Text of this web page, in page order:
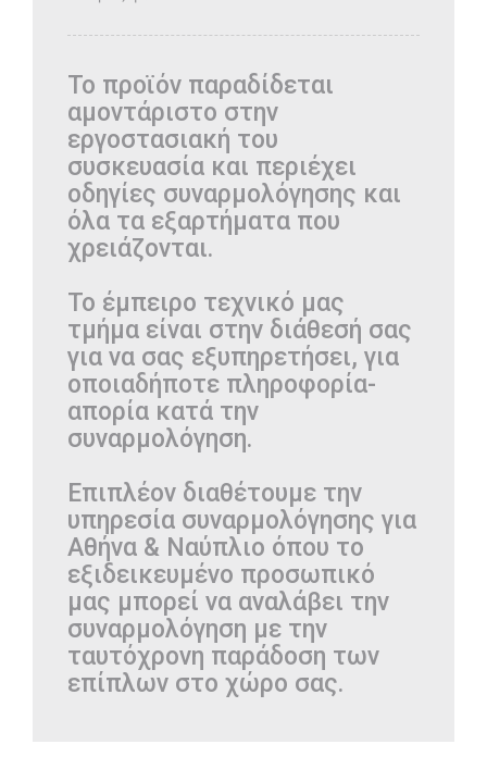
Το προϊόν παραδίδεται
αμοντάριστο στην
εργοστασιακή του
συσκευασία και περιέχει
οδηγίες συναρμολόγησης και
όλα τα εξαρτήματα που
χρειάζονται.
Το έμπειρο τεχνικό μας
τμήμα είναι στην διάθεσή σας
για να σας εξυπηρετήσει, για
οποιαδήποτε πληροφορία-
απορία κατά την
συναρμολόγηση.
Επιπλέον διαθέτουμε την
υπηρεσία συναρμολόγησης για
Αθήνα & Ναύπλιο όπου το
εξιδεικευμένο προσωπικό
μας μπορεί να αναλάβει την
συναρμολόγηση με την
ταυτόχρονη παράδοση των
επίπλων στο χώρο σας.